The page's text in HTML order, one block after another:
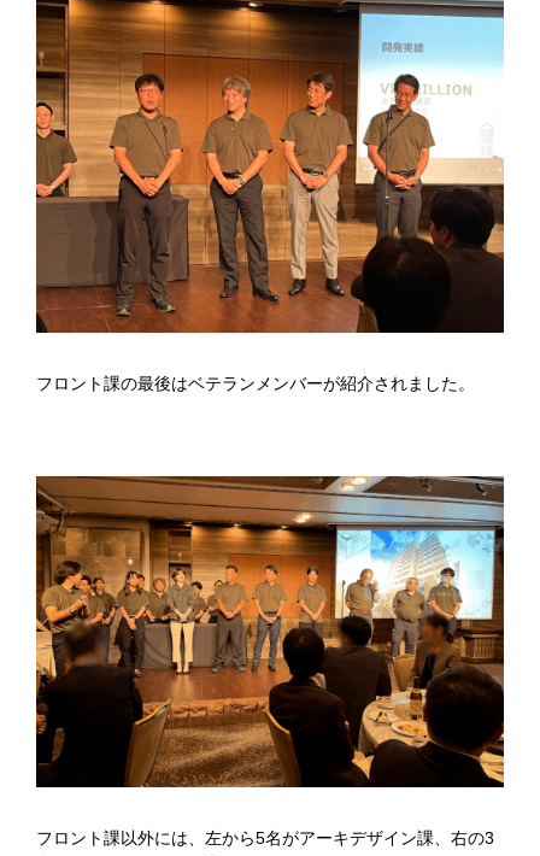
フロント課の最後はベテランメンバーが紹介されました。
フロント課以外には、左から5名がアーキデザイン課、右の3